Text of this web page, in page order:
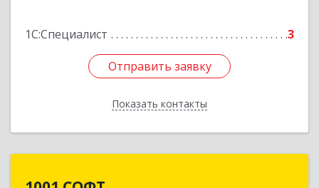
1С:Специалист 3
Отправить заявку
Показать контакты